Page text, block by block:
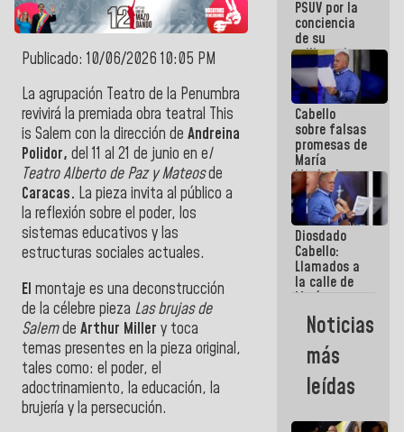
Publicado: 10/06/2026 10:05 PM
La agrupación Teatro de la Penumbra
revivirá la premiada obra teatral This
is Salem con la dirección de Andreina
Polidor, del 11 al 21 de junio en el
Teatro Alberto de Paz y Mateosde
Caracas. La pieza invita al público a
la reflexión sobre el poder, los
sistemas educativos y las
estructuras sociales actuales.
El montaje es una deconstrucción
de la célebre pieza Las brujas de
Salemde Arthur Miller y toca
temas presentes en la pieza original,
tales como: el poder, el
adoctrinamiento, la educación, la
brujería y la persecución.
PSUV por la
conciencia
de su
militancia
es la
organización
política más
sólida de
Venezuela
Cabello
sobre falsas
promesas de
María
Machado:
¿Quién le
puede creer?
¿Y la gente
que ella iba
a salvar en
La Guaira?
Diosdado
Cabello:
Llamados a
la calle de
María
Machado se
estrellaron
de frente
contra el
Pueblo
Noticias
más
leídas